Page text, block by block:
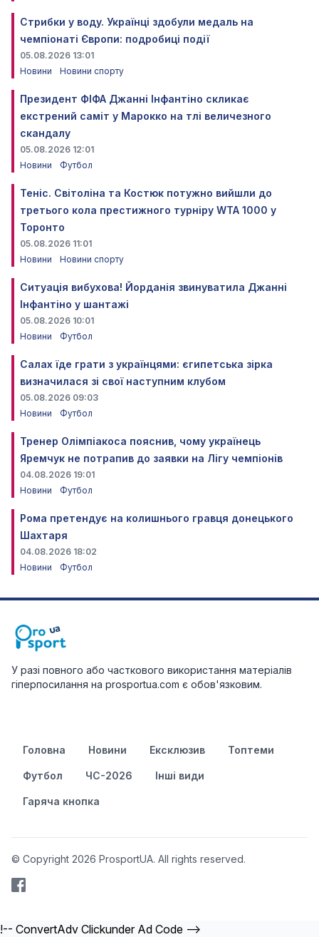
Стрибки у воду. Українці здобули медаль на
чемпіонаті Європи: подробиці події
05.08.2026 13:01
Новини
Новини спорту
Президент ФІФА Джанні Інфантіно скликає
екстрений саміт у Марокко на тлі величезного
скандалу
05.08.2026 12:01
Новини
Футбол
Теніс. Світоліна та Костюк потужно вийшли до
третього кола престижного турніру WTA 1000 у
Торонто
05.08.2026 11:01
Новини
Новини спорту
Ситуація вибухова! Йорданія звинуватила Джанні
Інфантіно у шантажі
05.08.2026 10:01
Новини
Футбол
Салах їде грати з українцями: єгипетська зірка
визначилася зі свої наступним клубом
05.08.2026 09:03
Новини
Футбол
Тренер Олімпіакоса пояснив, чому українець
Яремчук не потрапив до заявки на Лігу чемпіонів
04.08.2026 19:01
Новини
Футбол
Рома претендує на колишнього гравця донецького
Шахтаря
04.08.2026 18:02
Новини
Футбол
У разі повного або часткового використання матеріалів
гіперпосилання на prosportua.com є обов'язковим.
Головна Новини Ексклюзив Топтеми
Футбол ЧС-2026 Інші види
Гаряча кнопка
© Copyright 2026 ProsportUA. All rights reserved.
!-- ConvertAdv Clickunder Ad Code -->